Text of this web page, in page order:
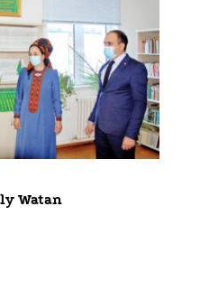
Watan